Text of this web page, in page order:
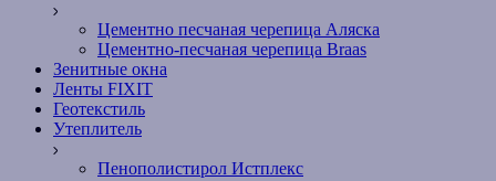
Цементно песчаная черепица Аляска
Цементно-песчаная черепица Braas
Зенитные окна
Ленты FIXIT
Геотекстиль
Утеплитель
Пенополистирол Истплекс